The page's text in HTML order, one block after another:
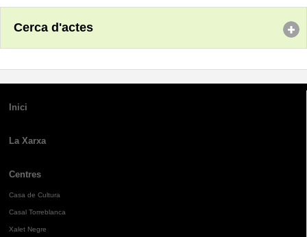
Cerca d'actes
Inici
La Xarxa
Centres
Casa de Cultura
Casal Torreblanca
Xalet Negre